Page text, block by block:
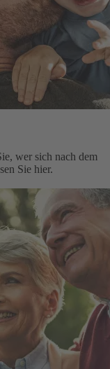
wer sich nach dem
Sie hier.